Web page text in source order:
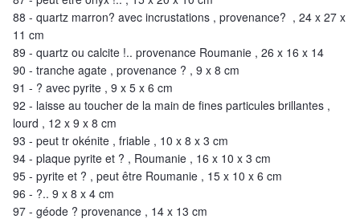
88 - quartz marron? avec incrustations , provenance? , 24 x 27 x
11 cm
89 - quartz ou calcite !.. provenance Roumanie , 26 x 16 x 14
90 - tranche agate , provenance ? , 9 x 8 cm
91 - ? avec pyrite , 9 x 5 x 6 cm
92 - laisse au toucher de la main de fines particules brillantes ,
lourd , 12 x 9 x 8 cm
93 - peut tr okénite , friable , 10 x 8 x 3 cm
94 - plaque pyrite et ? , Roumanie , 16 x 10 x 3 cm
95 - pyrite et ? , peut être Roumanie , 15 x 10 x 6 cm
96 - ?.. 9 x 8 x 4 cm
97 - géode ? provenance , 14 x 13 cm